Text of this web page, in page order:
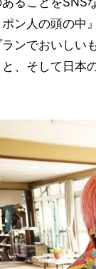
ン人の頭の中
ンでおいしい
、そして日本